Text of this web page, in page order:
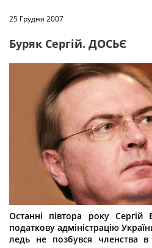
25 Грудня 2007
Буряк Сергій. ДОСЬЄ
Останні півтора року
податкову адміністрацію
ледь не позбувся членства